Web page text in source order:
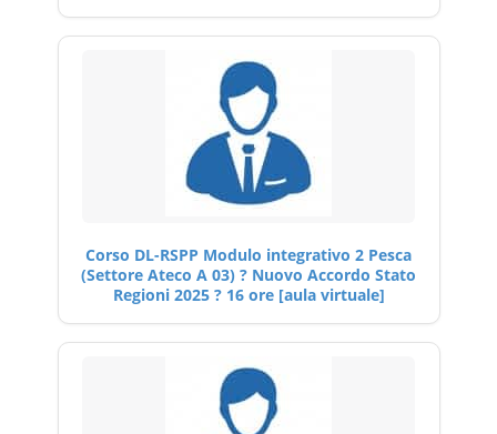
Corso DL-RSPP Modulo integrativo 2 Pesca
(Settore Ateco A 03) ? Nuovo Accordo Stato
Regioni 2025 ? 16 ore [aula virtuale]